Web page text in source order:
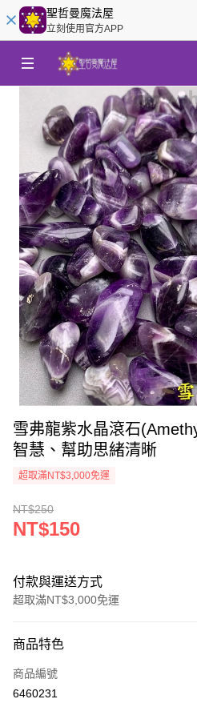
聖哲曼魔法屋
立刻使用官方APP
雪弗龍紫水晶滾石
智慧、幫助思緒清晰
超取滿NT$3,000免運
NT$250
NT$150
付款與運送方式
超取滿NT$3,000免運
信用卡一次付款
超商取貨付款
商品特色
商品編號
6460231